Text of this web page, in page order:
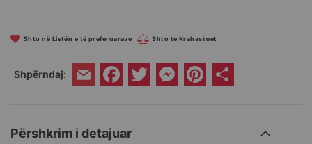
Shto në Listën e të preferuarave Shto te Krahasimet
Shpërndaj: Email Facebook
Twitter Messenger
Pinterest
Përshkrim i detajuar